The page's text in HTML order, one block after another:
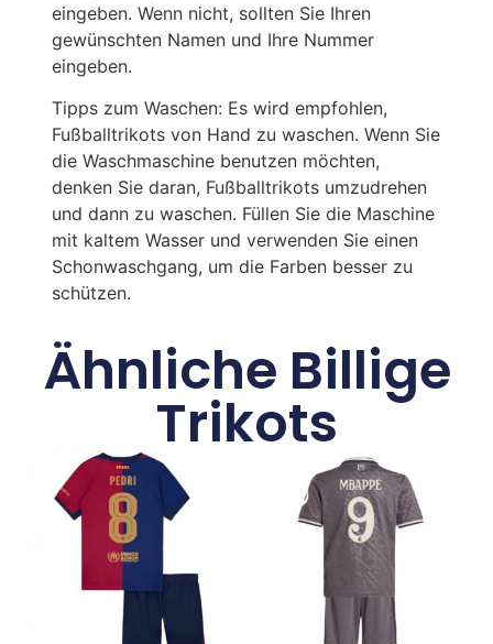
eingeben. Wenn nicht, sollten Sie Ihren
gewünschten Namen und Ihre Nummer
eingeben.
Tipps zum Waschen: Es wird empfohlen,
Fußballtrikots von Hand zu waschen. Wenn Sie
die Waschmaschine benutzen möchten,
denken Sie daran, Fußballtrikots umzudrehen
und dann zu waschen. Füllen Sie die Maschine
mit kaltem Wasser und verwenden Sie einen
Schonwaschgang, um die Farben besser zu
schützen.
Ähnliche Billige
Trikots